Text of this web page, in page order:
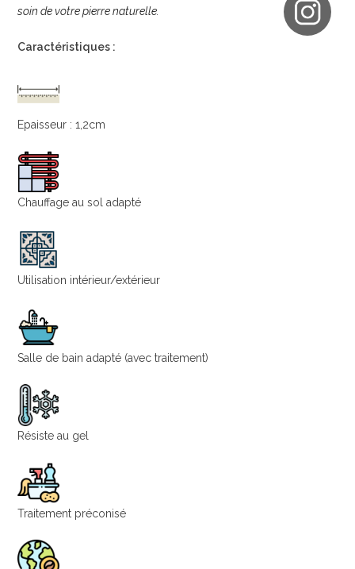
soin de votre pierre naturelle.
Caractéristiques :
Epaisseur : 1,2cm
Chauffage au sol adapté
Utilisation intérieur/extérieur
Salle de bain adapté (avec traitement)
Résiste au gel
Traitement préconisé